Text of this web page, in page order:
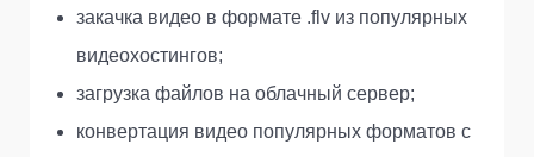
закачка видео в формате .flv из популярных
видеохостингов;
загрузка файлов на облачный сервер;
конвертация видео популярных форматов с